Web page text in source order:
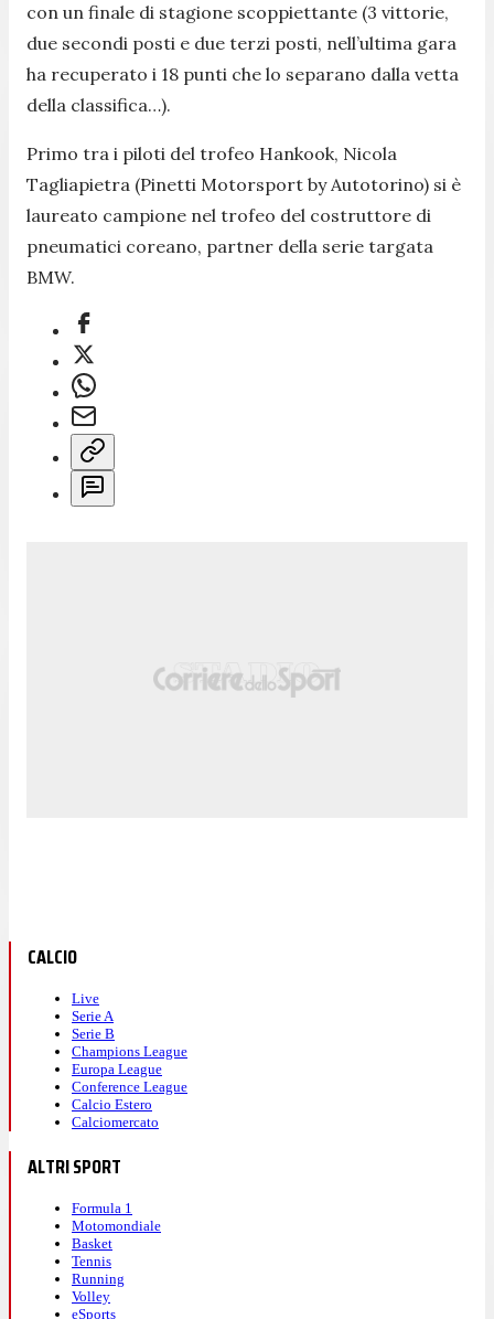
con un finale di stagione scoppiettante (3 vittorie,
due secondi posti e due terzi posti, nell’ultima gara
ha recuperato i 18 punti che lo separano dalla vetta
della classifica…).
Primo tra i piloti del trofeo Hankook, Nicola
Tagliapietra (Pinetti Motorsport by Autotorino) si è
laureato campione nel trofeo del costruttore di
pneumatici coreano, partner della serie targata
BMW.
CALCIO
Live
Serie A
Serie B
Champions League
Europa League
Conference League
Calcio Estero
Calciomercato
ALTRI SPORT
Formula 1
Motomondiale
Basket
Tennis
Running
Volley
eSports